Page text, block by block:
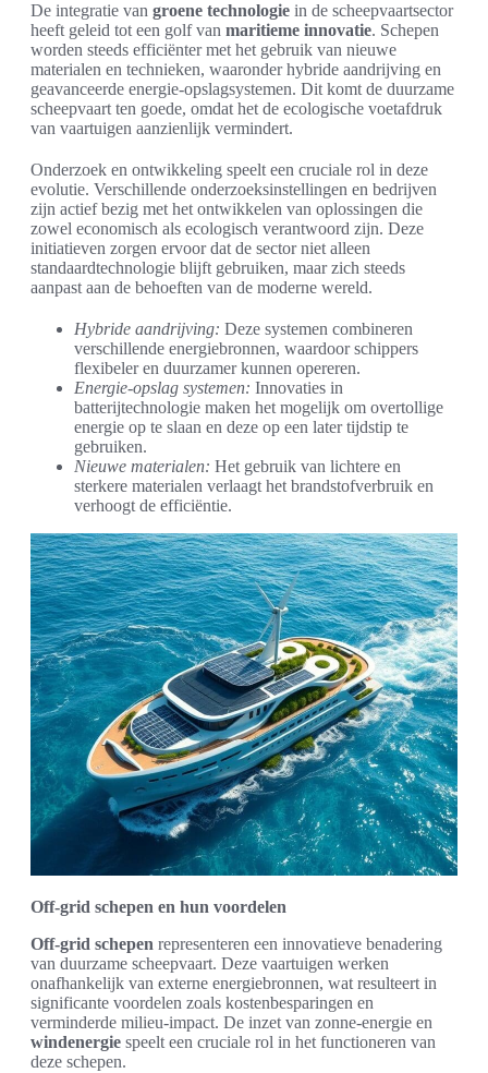
De integratie van groene technologie in de scheepvaartsector
heeft geleid tot een golf van maritieme innovatie. Schepen
worden steeds efficiënter met het gebruik van nieuwe
materialen en technieken, waaronder hybride aandrijving en
geavanceerde energie-opslagsystemen. Dit komt de duurzame
scheepvaart ten goede, omdat het de ecologische voetafdruk
van vaartuigen aanzienlijk vermindert.
Onderzoek en ontwikkeling speelt een cruciale rol in deze
evolutie. Verschillende onderzoeksinstellingen en bedrijven
zijn actief bezig met het ontwikkelen van oplossingen die
zowel economisch als ecologisch verantwoord zijn. Deze
initiatieven zorgen ervoor dat de sector niet alleen
standaardtechnologie blijft gebruiken, maar zich steeds
aanpast aan de behoeften van de moderne wereld.
Hybride aandrijving: Deze systemen combineren
verschillende energiebronnen, waardoor schippers
flexibeler en duurzamer kunnen opereren.
Energie-opslag systemen: Innovaties in
batterijtechnologie maken het mogelijk om overtollige
energie op te slaan en deze op een later tijdstip te
gebruiken.
Nieuwe materialen: Het gebruik van lichtere en
sterkere materialen verlaagt het brandstofverbruik en
verhoogt de efficiëntie.
Off-grid schepen en hun voordelen
Off-grid schepen representeren een innovatieve benadering
van duurzame scheepvaart. Deze vaartuigen werken
onafhankelijk van externe energiebronnen, wat resulteert in
significante voordelen zoals kostenbesparingen en
verminderde milieu-impact. De inzet van zonne-energie en
windenergie speelt een cruciale rol in het functioneren van
deze schepen.